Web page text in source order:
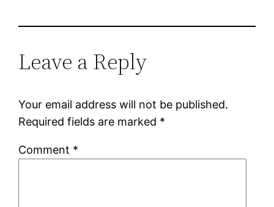
Leave a Reply
Your email address will not be published.
Required fields are marked *
Comment *